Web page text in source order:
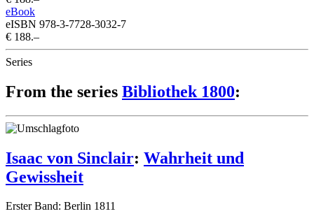
eBook
eISBN 978-3-7728-3032-7
€ 188.–
Series
From the series Bibliothek 1800:
Isaac von Sinclair: Wahrheit und
Gewissheit
Erster Band: Berlin 1811